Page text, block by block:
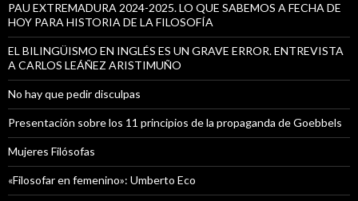
PAU EXTREMADURA 2024-2025. LO QUE SABEMOS A FECHA DE
HOY PARA HISTORIA DE LA FILOSOFÍA
EL BILINGÜISMO EN INGLÉS ES UN GRAVE ERROR. ENTREVISTA
A CARLOS LEÁÑEZ ARISTIMUÑO
No hay que pedir disculpas
Presentación sobre los 11 principios de la propaganda de Goebbels
Mujeres Filósofas
«Filosofar en femenino»: Umberto Eco